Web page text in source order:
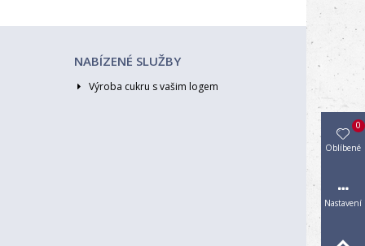
NABÍZENÉ SLUŽBY
Výroba cukru s vašim logem
Oblíbené
0
Nastavení